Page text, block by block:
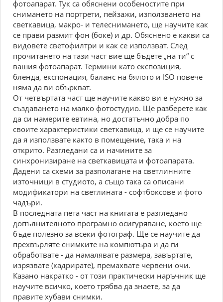
фотоапарат. Тук са обяснени особеностите при
снимането на портрети, пейзажи, използването на
светкавица, макро- и телеснимането, ще научите как
се прави размит фон (боке) и др. Обяснено е какви са
видовете светофилтри и как се използват. След
прочитането на тази част вие ще бъдете „на ти“ с
вашия фотоапарат. Термини като експозиция,
бленда, експонация, баланс на бялото и ISO повече
няма да ви объркват.
От четвъртата част ще научите какво ви е нужно за
създаването на малко фотостудио. Ще разберете как
да си намерите евтина, но достатъчно добра по
своите характеристики светкавица, и ще се научите
да я използвате както в помещение, така и на
открито. Разгледани са и начините за
синхронизиране на светкавицата и фотоапарата.
Дадени са схеми за разполагане на светлинните
източници в студиото, а също така са описани
модификатори на светлината - софтбоксове и фото
чадъри.
В последната пета част на книгата е разгледано
допълнителното програмно осигуряване, което ще
бъде полезно за всеки фотограф. Ще се научите да
прехвърляте снимките на компютъра и да ги
обработвате - да намалявате размера, завъртате,
изрязвате (кадрирате), премахвате червени очи.
Казано накратко - от този практически наръчник ще
научите всичко, което трябва да знаете, за да
правите хубави снимки.